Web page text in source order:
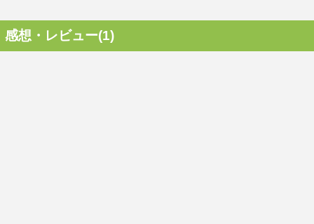
感想・レビュー(1)